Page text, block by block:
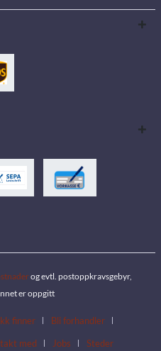
og evtl. postoppkravsgebyr,
er oppgitt
finner
Bli forhandler
med Jobs Steder